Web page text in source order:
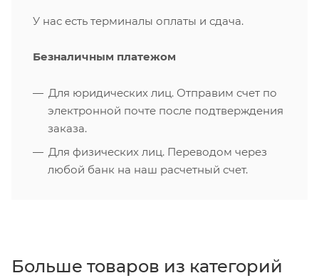
У нас есть терминалы оплаты и сдача.
Безналичным платежом
Для юридических лиц. Отправим счет по
электронной почте после подтверждения
заказа.
Для физических лиц. Переводом через
любой банк на наш расчетный счет.
Больше товаров из категорий